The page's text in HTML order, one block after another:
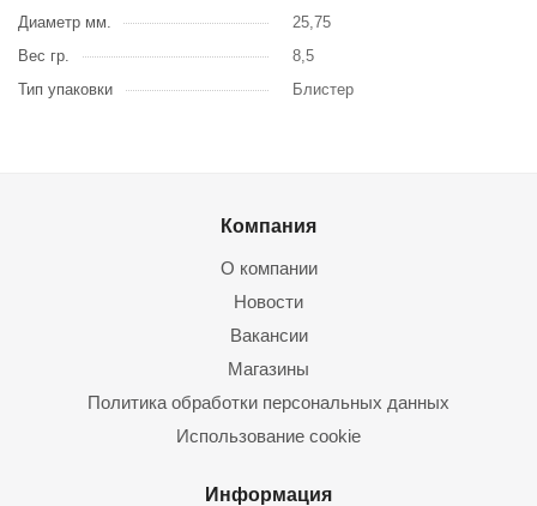
Диаметр мм.
25,75
Вес гр.
8,5
Тип упаковки
Блистер
Компания
О компании
Новости
Вакансии
Магазины
Политика обработки персональных данных
Использование cookie
Информация